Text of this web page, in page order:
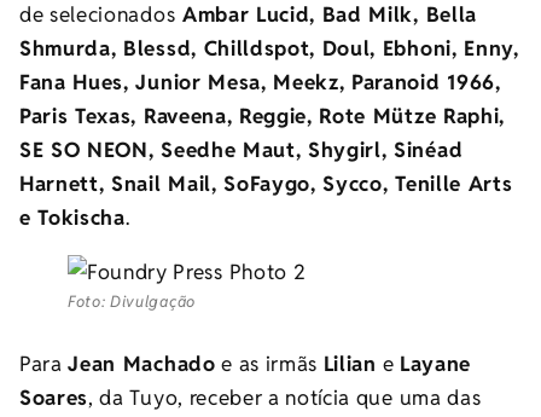
de selecionados Ambar Lucid, Bad Milk, Bella
Shmurda, Blessd, Chilldspot, Doul, Ebhoni, Enny,
Fana Hues, Junior Mesa, Meekz, Paranoid 1966,
Paris Texas, Raveena, Reggie, Rote Mütze Raphi,
SE SO NEON, Seedhe Maut, Shygirl, Sinéad
Harnett, Snail Mail, SoFaygo, Sycco, Tenille Arts
e Tokischa.
Foto: Divulgação
ParaJean Machado e as irmãs Lilian e Layane
Soares, da Tuyo, receber a notícia que uma das